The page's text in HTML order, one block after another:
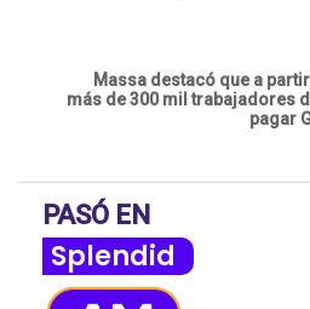
Massa destacó que a
más de 300 mil trabajadores
pagar
PASÓ EN
Splendid